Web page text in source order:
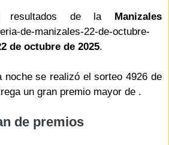
resultados de la Manizales
de-manizales-22-de-octubre-
de octubre de 2025.
noche se realizó el sorteo 4926 de
un gran premio mayor de .
de premios